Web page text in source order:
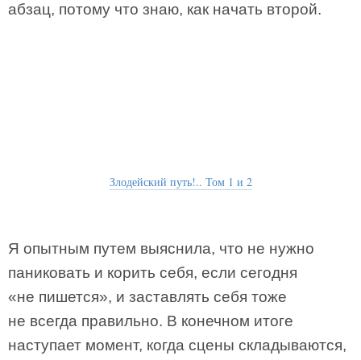
абзац, потому что знаю, как начать второй.
Злодейский путь!.. Том 1 и 2
Я опытным путем выяснила, что не нужно
паниковать и корить себя, если сегодня
«не пишется», и заставлять себя тоже
не всегда правильно. В конечном итоге
наступает момент, когда сцены складываются,